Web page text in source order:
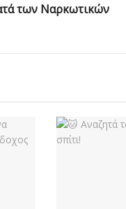
των Ναρκωτικών